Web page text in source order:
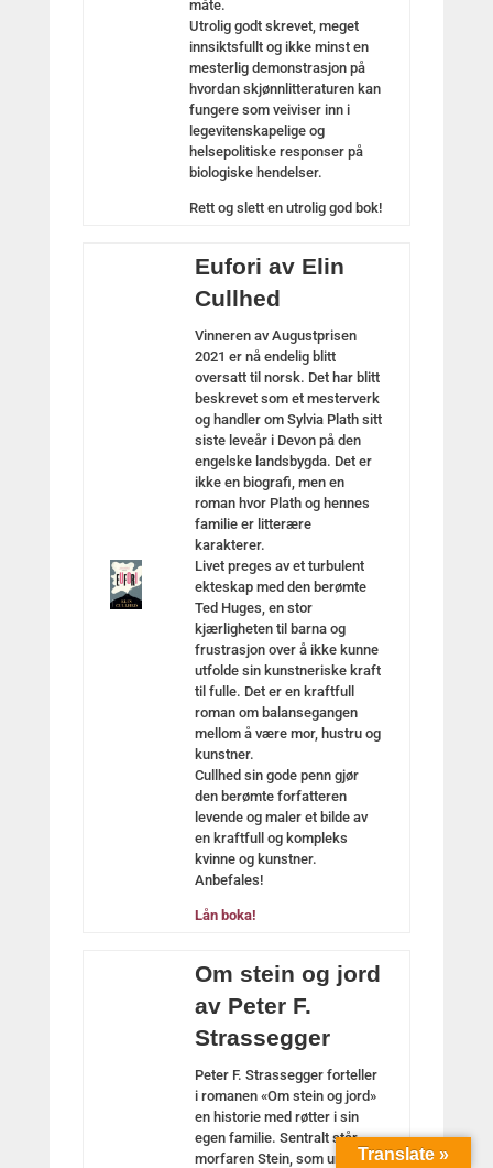
måte.
Utrolig godt skrevet, meget
innsiktsfullt og ikke minst en
mesterlig demonstrasjon på
hvordan skjønnlitteraturen kan
fungere som veiviser inn i
legevitenskapelige og
helsepolitiske responser på
biologiske hendelser.
Rett og slett en utrolig god bok!
Eufori av Elin
Cullhed
Vinneren av Augustprisen
2021 er nå endelig blitt
oversatt til norsk. Det har blitt
beskrevet som et mesterverk
og handler om Sylvia Plath sitt
siste leveår i Devon på den
engelske landsbygda. Det er
ikke en biografi, men en
roman hvor Plath og hennes
familie er litterære
karakterer.
Livet preges av et turbulent
ekteskap med den berømte
Ted Huges, en stor
kjærligheten til barna og
frustrasjon over å ikke kunne
utfolde sin kunstneriske kraft
til fulle. Det er en kraftfull
roman om balansegangen
mellom å være mor, hustru og
kunstner.
Cullhed sin gode penn gjør
den berømte forfatteren
levende og maler et bilde av
en kraftfull og kompleks
kvinne og kunstner.
Anbefales!
Lån boka!
Om stein og jord
av Peter F.
Strassegger
Peter F. Strassegger forteller
i romanen «Om stein og jord»
en historie med røtter i sin
egen familie. Sentralt står
morfaren Stein, som under 2.Translate »